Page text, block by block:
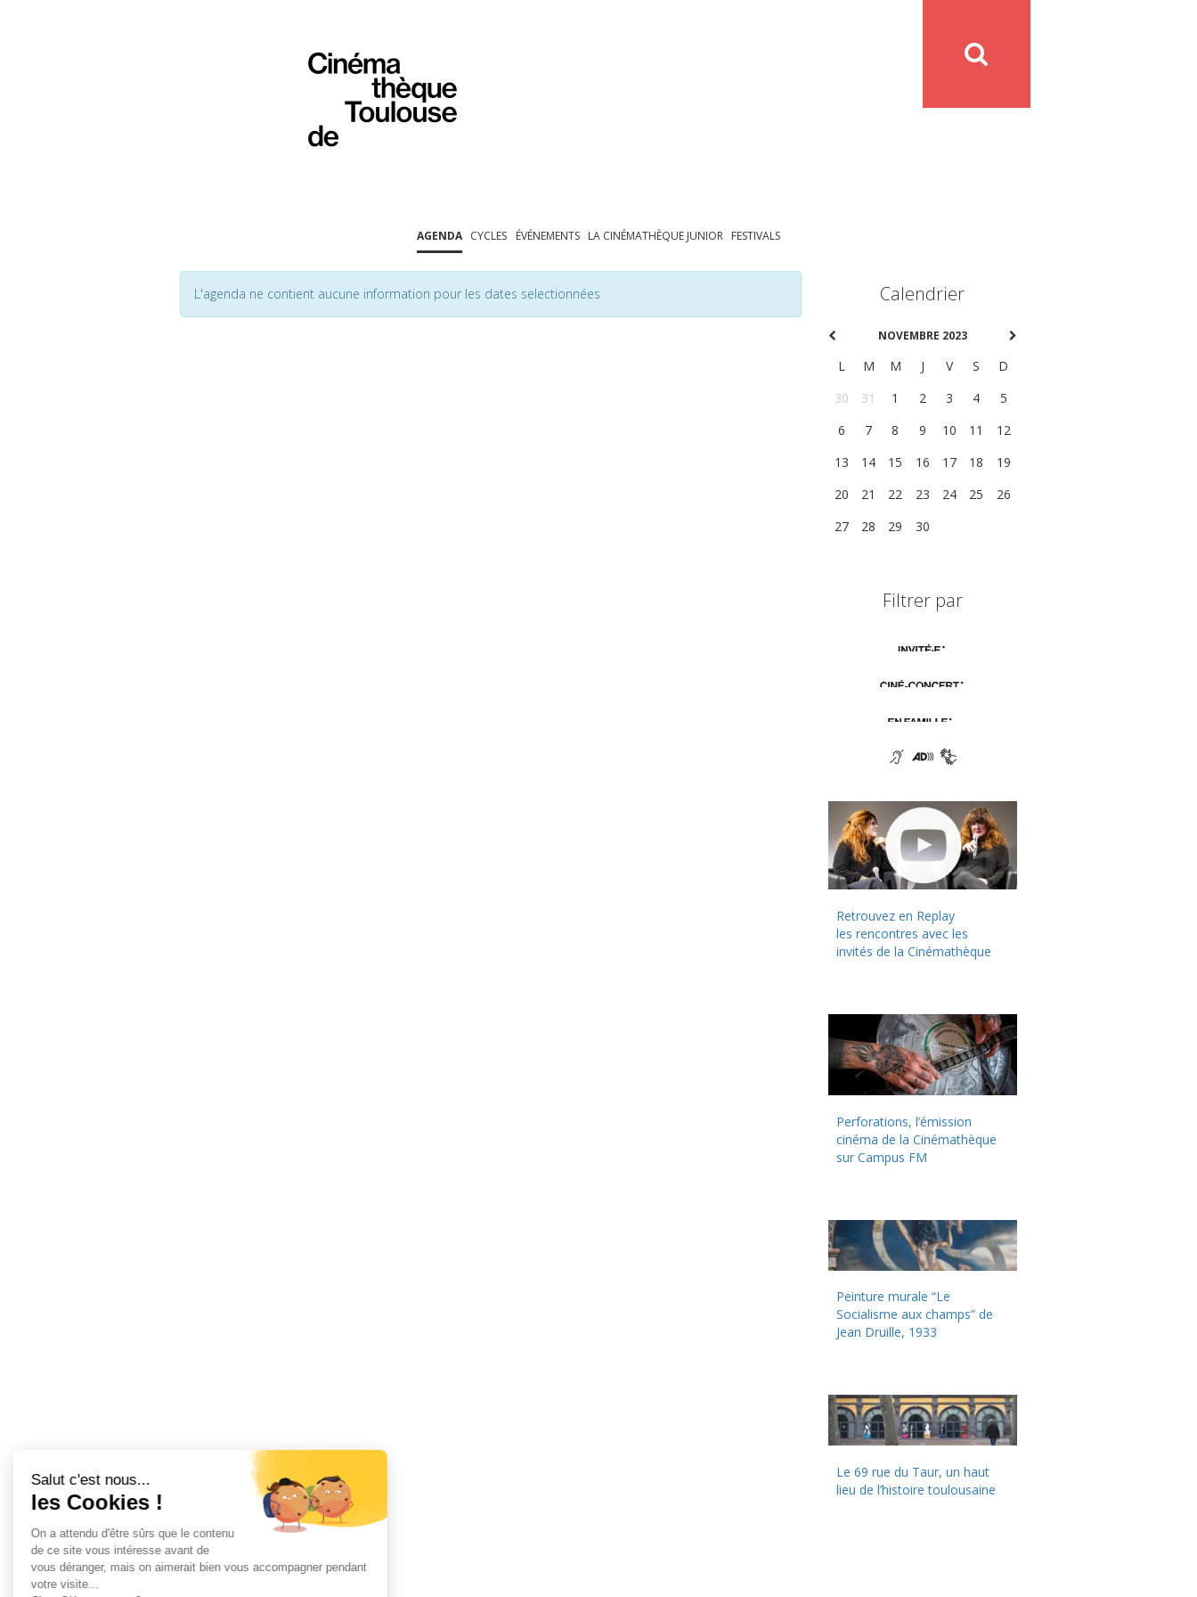
AGENDA CYCLES ÉVÉNEMENTS LA CINÉMATHÈQUE JUNIOR FESTIVALS
L'agenda ne contient aucune information pour les dates selectionnées Calendrier
NOVEMBRE 2023
L M M J V S
D
30
31 1 2 3 4
5
6
7 8 9 10 11
12
13
14 15 16 17 18
19
20
21 22 23 24 25
26
27
28 29 30
Filtrer par
Retrouvez en Replay
les rencontres avec les
invités de la Cinémathèque
Perforations, l’émission
cinéma de la Cinémathèque
sur Campus FM
Peinture murale “Le
Socialisme aux champs” de
Jean Druille, 1933
Le 69 rue du Taur, un haut
lieu de l’histoire toulousaine